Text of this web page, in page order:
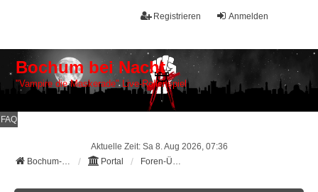
Anmelden
Registrieren
Bochum bei Nacht
"Vampire die Maskerade" Live-Rollenspiel
FAQ
Aktuelle Zeit: Sa 8. Aug 2026, 07:36
Bochum-bei-Nacht Galerie
Portal